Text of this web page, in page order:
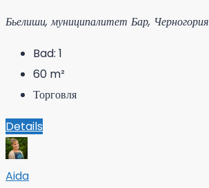
Бьелиши, муниципалитет Бар, Черногория
Bad: 1
60 m²
Торговля
Details
Aida